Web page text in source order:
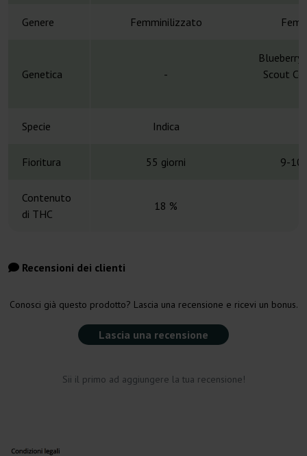
Genere Femminilizzato
Genetica -
Blueberry
Scout
Specie Indica
Fioritura 55 giorni 9-10
Contenuto
di THC
18 %
Recensioni dei clienti
Conosci già questo prodotto? Lascia una recensione e ricevi un bonus.
Lascia una recensione
Sii il primo ad aggiungere la tua recensione!